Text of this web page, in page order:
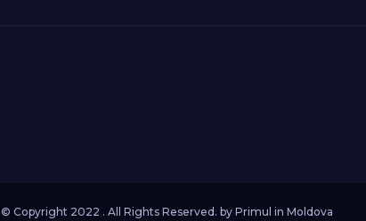
© Copyright 2022 . All Rights Reserved. by Primul in Moldova